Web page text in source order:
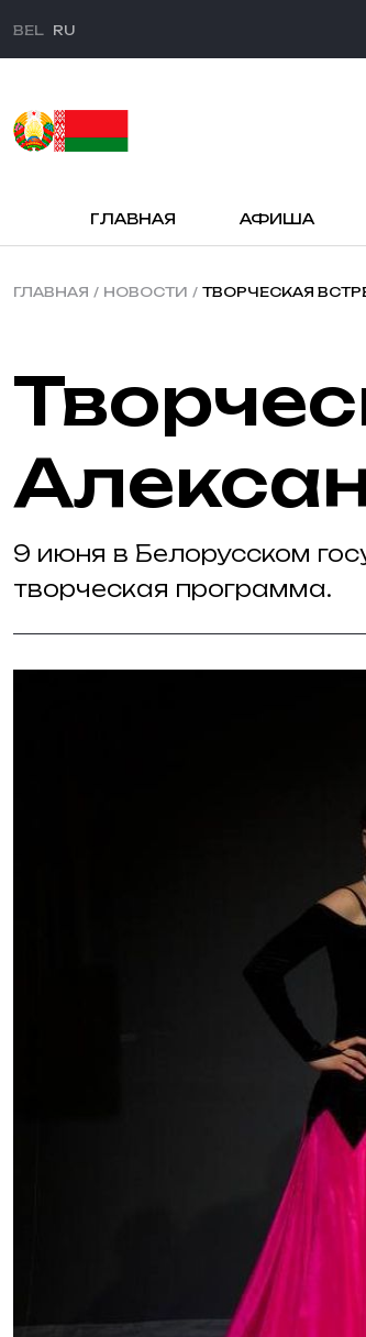
BEL RU
ГЛАВНАЯ АФИША
ГЛАВНАЯ / НОВОСТИ / ТВОРЧЕСКАЯ
Творческая встреча с
9 июня в Белорусском
творческая программа.